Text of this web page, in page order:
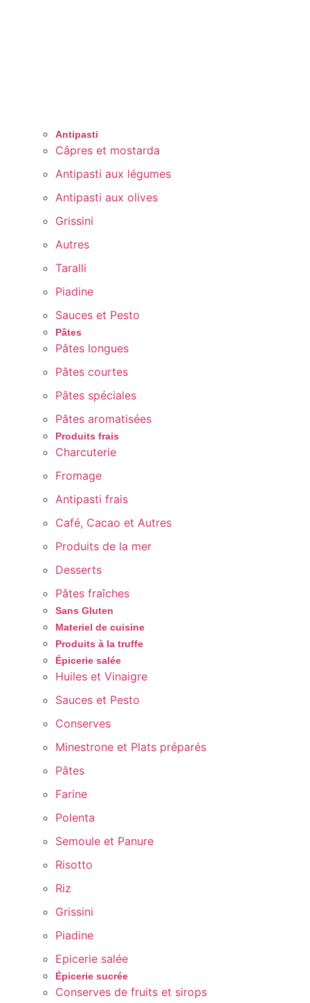
Antipasti
Câpres et mostarda
Antipasti aux légumes
Antipasti aux olives
Grissini
Autres
Taralli
Piadine
Sauces et Pesto
Pâtes
Pâtes longues
Pâtes courtes
Pâtes spéciales
Pâtes aromatisées
Produits frais
Charcuterie
Fromage
Antipasti frais
Café, Cacao et Autres
Produits de la mer
Desserts
Pâtes fraîches
Sans Gluten
Materiel de cuisine
Produits à la truffe
Épicerie salée
Huiles et Vinaigre
Sauces et Pesto
Conserves
Minestrone et Plats préparés
Pâtes
Farine
Polenta
Semoule et Panure
Risotto
Riz
Grissini
Piadine
Epicerie salée
Épicerie sucrée
Conserves de fruits et sirops